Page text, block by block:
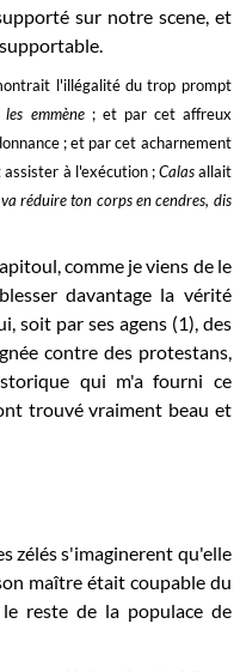
sur notre scene, et
l'illégalité du trop prompt
emmène ; et par cet affreux
; et par cet acharnement
à l'exécution ;Calasallait
réduire ton corps en cendres, dis
comme je viens de le
davantage la vérité
soit par ses agens (1), des
contre des protestans,
qui m'a fourni ce
trouvé vraiment beau et
zélés s'imaginerent qu'elle
maître était coupable du
reste de la populace de